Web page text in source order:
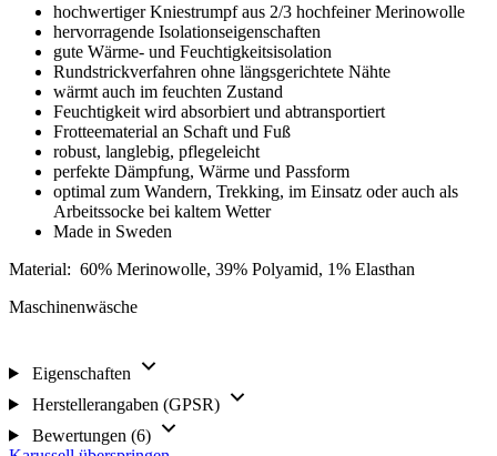
hochwertiger Kniestrumpf aus 2/3 hochfeiner Merinowolle
hervorragende Isolationseigenschaften
gute Wärme- und Feuchtigkeitsisolation
Rundstrickverfahren ohne längsgerichtete Nähte
wärmt auch im feuchten Zustand
Feuchtigkeit wird absorbiert und abtransportiert
Frotteematerial an Schaft und Fuß
robust, langlebig, pflegeleicht
perfekte Dämpfung, Wärme und Passform
optimal zum Wandern, Trekking, im Einsatz oder auch als
Arbeitssocke bei kaltem Wetter
Made in Sweden
Material: 60% Merinowolle, 39% Polyamid, 1% Elasthan
Maschinenwäsche
Eigenschaften
Herstellerangaben (GPSR)
Bewertungen (6)